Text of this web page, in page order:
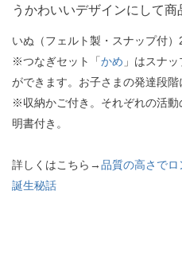
うかわいいデザインにして商
いぬ（フェルト製・スナップ付
※つなぎセット「かめ 」はスナッ
ができます。お子さまの発達段階
※収納かご付き。それぞれの活
明書付き。
詳しくはこちら→品質の高さでロ
誕生秘話